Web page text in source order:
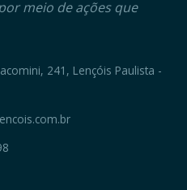
meio de ações que
241, Lençóis Paulista -